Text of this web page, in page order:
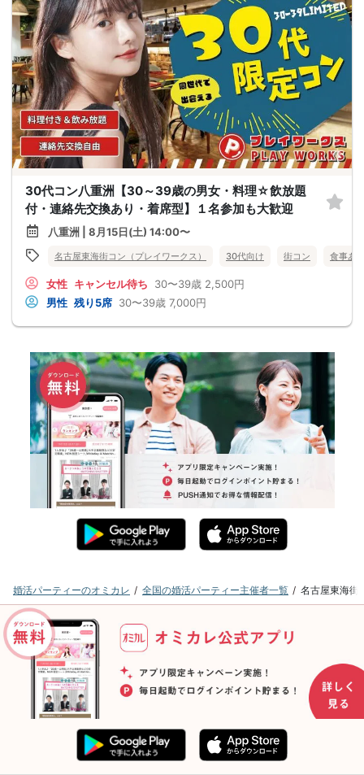
30代コン八重洲【30～39歳の男女・料理☆飲放題
付・連絡先交換あり・着席型】１名参加も大歓迎
八重洲 | 8月15日(土) 14:00〜
名古屋東海街コン（プレイワークス） 30代向け 街コン 食事あ
女性 キャンセル待ち 30〜39歳 2,500円
男性 残り5席 30〜39歳 7,000円
婚活パーティーのオミカレ 全国の婚活パーティー主催者一覧 名古屋東海街